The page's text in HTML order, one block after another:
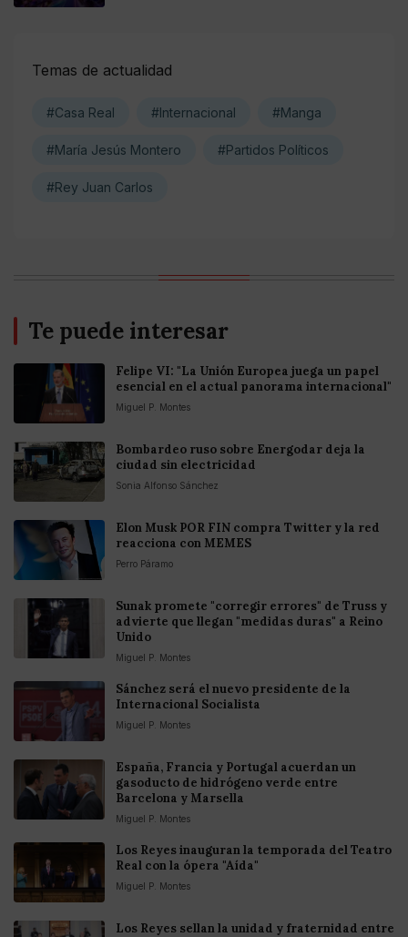
Temas de actualidad
#Casa Real #Internacional #Manga
#María Jesús Montero #Partidos Políticos
#Rey Juan Carlos
Te puede interesar
Felipe VI: "La Unión Europea juega un papel
esencial en el actual panorama internacional"
Miguel P. Montes
Bombardeo ruso sobre Energodar deja la
ciudad sin electricidad
Sonia Alfonso Sánchez
Elon Musk POR FIN compra Twitter y la red
reacciona con MEMES
Perro Páramo
Sunak promete "corregir errores" de Truss y
advierte que llegan "medidas duras" a Reino
Unido
Miguel P. Montes
Sánchez será el nuevo presidente de la
Internacional Socialista
Miguel P. Montes
España, Francia y Portugal acuerdan un
gasoducto de hidrógeno verde entre
Barcelona y Marsella
Miguel P. Montes
Los Reyes inauguran la temporada del Teatro
Real con la ópera "Aída"
Miguel P. Montes
Los Reyes sellan la unidad y fraternidad entre